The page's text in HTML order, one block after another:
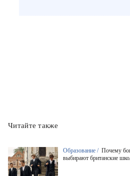
Читайте также
Образование / Почему
выбирают британские